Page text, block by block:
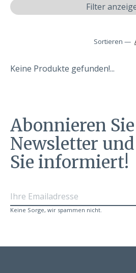
Filter
Sortieren —
Keine Produkte gefunden!...
Abonnieren
Newsletter
Sie informiert!
Keine Sorge, wir spammen nicht.